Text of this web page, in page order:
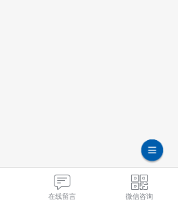
在线留言 微信咨询